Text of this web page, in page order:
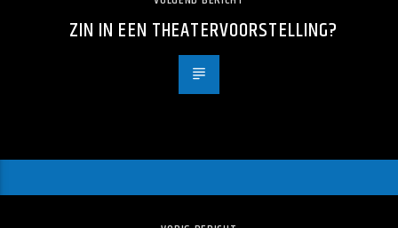
ZIN IN EEN THEATERVOORSTELLING?